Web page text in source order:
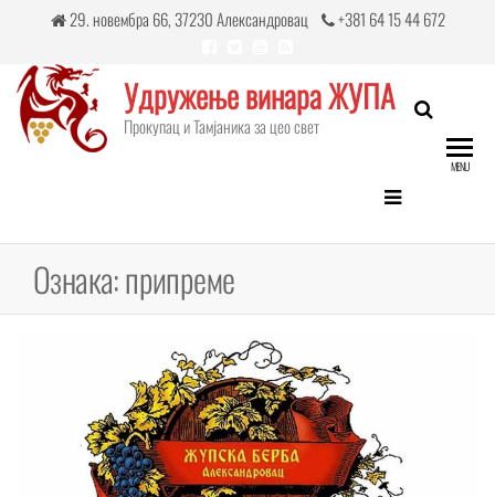
content
29. новембра 66, 37230 Александровац +381 64 15 44 672
Удружење винара ЖУПА
Прокупац и Тамјаникa за цео свет
MENU
Ознака:припреме